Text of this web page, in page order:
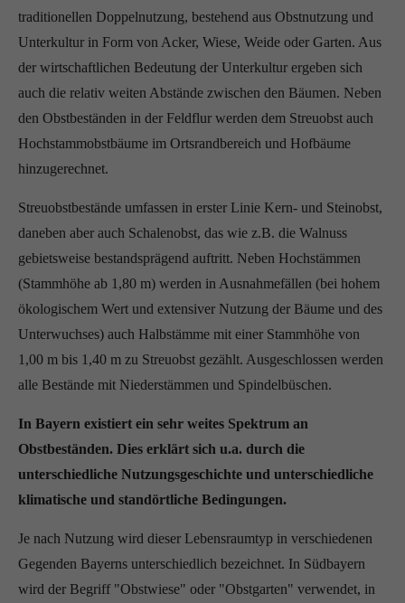
traditionellen Doppelnutzung, bestehend aus Obstnutzung und
Unterkultur in Form von Acker, Wiese, Weide oder Garten. Aus
der wirtschaftlichen Bedeutung der Unterkultur ergeben sich
auch die relativ weiten Abstände zwischen den Bäumen. Neben
den Obstbeständen in der Feldflur werden dem Streuobst auch
Hochstammobstbäume im Ortsrandbereich und Hofbäume
hinzugerechnet.
Streuobstbestände umfassen in erster Linie Kern- und Steinobst,
daneben aber auch Schalenobst, das wie z.B. die Walnuss
gebietsweise bestandsprägend auftritt. Neben Hochstämmen
(Stammhöhe ab 1,80 m) werden in Ausnahmefällen (bei hohem
ökologischem Wert und extensiver Nutzung der Bäume und des
Unterwuchses) auch Halbstämme mit einer Stammhöhe von
1,00 m bis 1,40 m zu Streuobst gezählt. Ausgeschlossen werden
alle Bestände mit Niederstämmen und Spindelbüschen.
In Bayern existiert ein sehr weites Spektrum an
Obstbeständen. Dies erklärt sich u.a. durch die
unterschiedliche Nutzungsgeschichte und unterschiedliche
klimatische und standörtliche Bedingungen.
Je nach Nutzung wird dieser Lebensraumtyp in verschiedenen
Gegenden Bayerns unterschiedlich bezeichnet. In Südbayern
wird der Begriff "Obstwiese" oder "Obstgarten" verwendet, in